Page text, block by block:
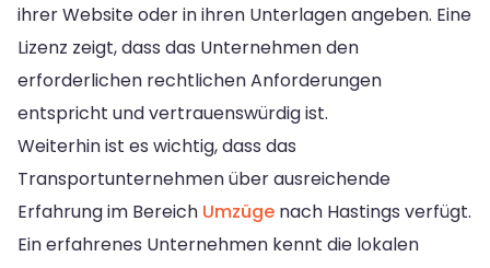
ihrer Website oder in ihren Unterlagen angeben. Eine
Lizenz zeigt, dass das Unternehmen den
erforderlichen rechtlichen Anforderungen
entspricht und vertrauenswürdig ist.
Weiterhin ist es wichtig, dass das
Transportunternehmen über ausreichende
Erfahrung im Bereich Umzüge nach Hastings verfügt.
Ein erfahrenes Unternehmen kennt die lokalen